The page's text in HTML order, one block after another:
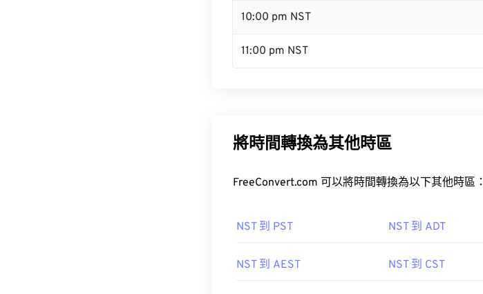
10:00 pm NST
11:00 pm NST
將時間轉換為其他時區
FreeConvert.com 可以將時間轉換為以下其他時區：
NST 到 PST NST 到 ADT
NST 到 AEST NST 到 CST